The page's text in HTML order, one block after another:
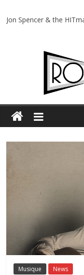
Jon Spencer & the
Hellfest 2026 vendredi
Hellfest 2026 jeudi :
Première édition du
Charlie Puth à
Musique News